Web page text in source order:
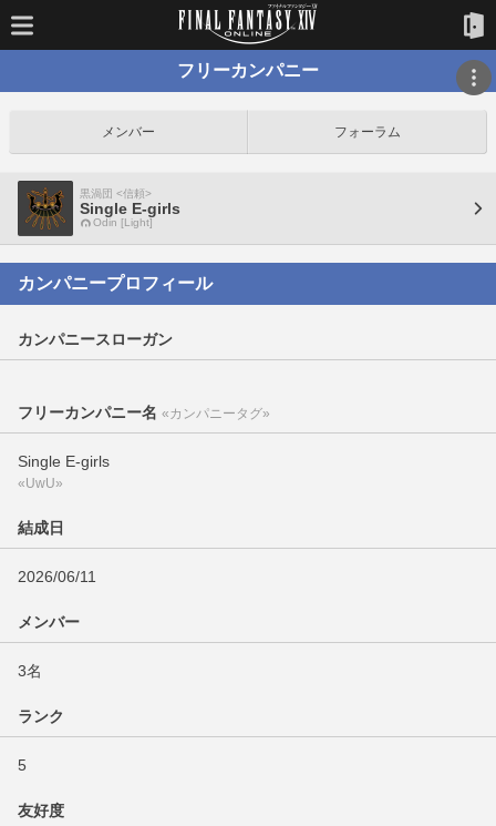
フリーカンパニー
メンバー フォーラム
黒渦団 <信頼>
Single E-girls
Odin [Light]
カンパニープロフィール
カンパニースローガン
フリーカンパニー名 «カンパニータグ»
Single E-girls
«UwU»
結成日
2026/06/11
メンバー
3名
ランク
5
友好度